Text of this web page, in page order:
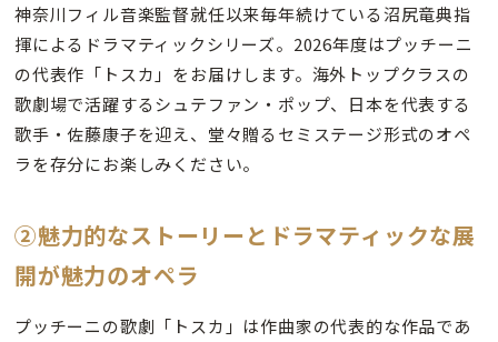
神奈川フィル音楽監督就任以来毎年続けている沼尻竜典指
揮によるドラマティックシリーズ。2026年度はプッチーニ
の代表作「トスカ」をお届けします。海外トップクラスの
歌劇場で活躍するシュテファン・ポップ、日本を代表する
歌手・佐藤康子を迎え、堂々贈るセミステージ形式のオペ
ラを存分にお楽しみください。
②魅力的なストーリーとドラマティックな展
開が魅力のオペラ
プッチーニの歌劇「トスカ」は作曲家の代表的な作品であ